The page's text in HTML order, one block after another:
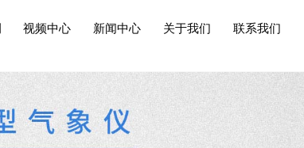
视频中心 新闻中心 关于我们 联系我们